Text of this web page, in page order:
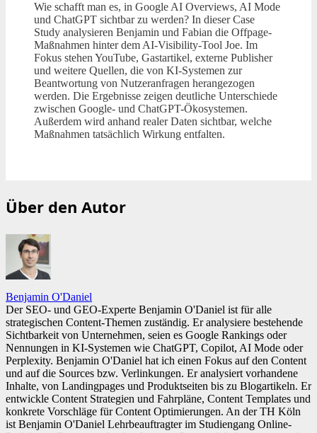
Wie schafft man es, in Google AI Overviews, AI Mode
und ChatGPT sichtbar zu werden? In dieser Case
Study analysieren Benjamin und Fabian die Offpage-
Maßnahmen hinter dem AI-Visibility-Tool Joe. Im
Fokus stehen YouTube, Gastartikel, externe Publisher
und weitere Quellen, die von KI-Systemen zur
Beantwortung von Nutzeranfragen herangezogen
werden. Die Ergebnisse zeigen deutliche Unterschiede
zwischen Google- und ChatGPT-Ökosystemen.
Außerdem wird anhand realer Daten sichtbar, welche
Maßnahmen tatsächlich Wirkung entfalten.
Über den Autor
Benjamin O'Daniel
Der SEO- und GEO-Experte Benjamin O'Daniel ist für alle
strategischen Content-Themen zuständig. Er analysiere bestehende
Sichtbarkeit von Unternehmen, seien es Google Rankings oder
Nennungen in KI-Systemen wie ChatGPT, Copilot, AI Mode oder
Perplexity. Benjamin O'Daniel hat ich einen Fokus auf den Content
und auf die Sources bzw. Verlinkungen. Er analysiert vorhandene
Inhalte, von Landingpages und Produktseiten bis zu Blogartikeln. Er
entwickle Content Strategien und Fahrpläne, Content Templates und
konkrete Vorschläge für Content Optimierungen. An der TH Köln
ist Benjamin O'Daniel Lehrbeauftragter im Studiengang Online-